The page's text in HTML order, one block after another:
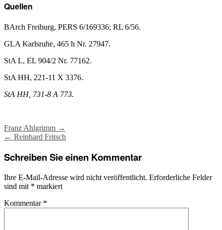
Quellen
BArch Freiburg, PERS 6/169336; RL 6/56.
GLA Karlsruhe, 465 h Nr. 27947.
StA L, EL 904/2 Nr. 77162.
StA HH, 221-11 X 3376.
StA HH, 731-8 A 773.
Post
Franz Ahlgrimm →
← Reinhard Fritsch
Schreiben Sie einen Kommentar
Ihre E-Mail-Adresse wird nicht veröffentlicht. Erforderliche Felder
sind mit * markiert
Kommentar *